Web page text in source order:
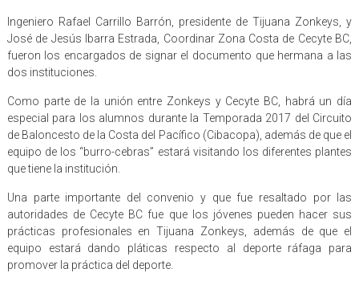
Ingeniero Rafael Carrillo Barrón, presidente de Tijuana Zonkeys, y
José de Jesús Ibarra Estrada, Coordinar Zona Costa de Cecyte BC,
fueron los encargados de signar el documento que hermana a las
dos instituciones.
Como parte de la unión entre Zonkeys y Cecyte BC, habrá un día
especial para los alumnos durante la Temporada 2017 del Circuito
de Baloncesto de la Costa del Pacífico (Cibacopa), además de que el
equipo de los “burro-cebras” estará visitando los diferentes plantes
que tiene la institución.
Una parte importante del convenio y que fue resaltado por las
autoridades de Cecyte BC fue que los jóvenes pueden hacer sus
prácticas profesionales en Tijuana Zonkeys, además de que el
equipo estará dando pláticas respecto al deporte ráfaga para
promover la práctica del deporte.